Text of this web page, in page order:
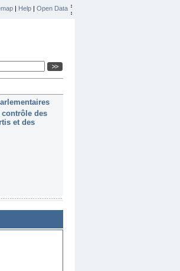
| Help | Open Data
des
et des